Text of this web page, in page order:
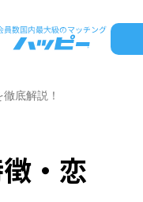
底解説！
・恋